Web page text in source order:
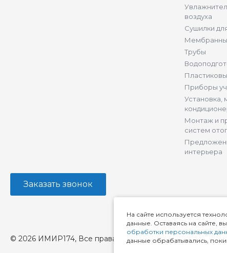
воздуха
Сушилки
Трубы
Приборы
Установка,
Монтаж и
систем
интерьера
Заказать звонок
© 2026 ИМИР174, Все права защищены
На сайте используется
данные. Оставаясь на сайте,
обработки персональных
данные обрабатывались,